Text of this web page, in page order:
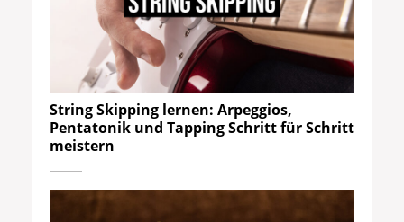
String Skipping lernen: Arpeggios,
Pentatonik und Tapping Schritt für Schritt
meistern